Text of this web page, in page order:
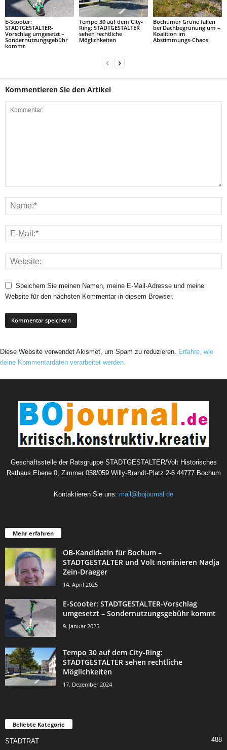
E-Scooter:
STADTGESTALTER-
Vorschlag umgesetzt –
Sondernutzungsgebühr
kommt
Tempo 30 auf dem City-
Ring: STADTGESTALTER
sehen rechtliche
Möglichkeiten
Bochumer Grüne fallen
bei Dachbegrünung um –
Koalition im
Abstimmungs-Chaos
Kommentieren Sie den Artikel
Speichern Sie meinen Namen, meine E-Mail-Adresse und meine
Website für den nächsten Kommentar in diesem Browser.
Diese Website verwendet Akismet, um Spam zu reduzieren. Erfahre, wie
deine Kommentardaten verarbeitet werden.
Geschäftsstelle der Ratsgruppe STADTGESTALTER/Volt Historisches
Rathaus Ebene 0, Zimmer 058/059 Willy-Brandt-Platz 2-6 44777 Bochum
Kontaktieren Sie uns: mail@bojournal.de
Mehr erfahren
OB-Kandidatin für Bochum –
STADTGESTALTER und Volt nominieren Nadja
Zein-Draeger
14. April 2025
E-Scooter: STADTGESTALTER-Vorschlag
umgesetzt – Sondernutzungsgebühr kommt
9. Januar 2025
Tempo 30 auf dem City-Ring:
STADTGESTALTER sehen rechtliche
Möglichkeiten
17. Dezember 2024
Beliebte Kategorie
STADTRAT 488